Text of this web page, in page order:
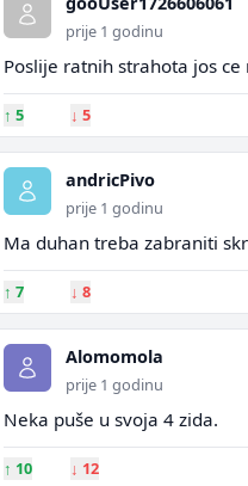
prije 1 godinu
Poslije ratnih strahota jos
↑ 5 ↓ 5
andricPivo
prije 1 godinu
Ma duhan treba zabraniti
↑ 7 ↓ 8
Alomomola
prije 1 godinu
Neka puše u svoja 4 zida.
↑ 10 ↓ 12